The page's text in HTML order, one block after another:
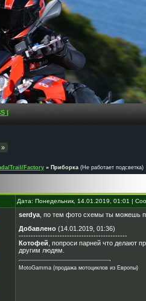
|
»
Trail/Factory » Приборка (Не работает подсветка)
Дата: Понедельник, 14.01.2019, 01:01 |
serdya , по тем фото схемы ты можешь
Добавлено (14.01.2019, 01:36)
---------------------------------------------
Котофей , попроси парней что делают
другим людям.
MotoGamma (продажа мотоциклов из Европы)